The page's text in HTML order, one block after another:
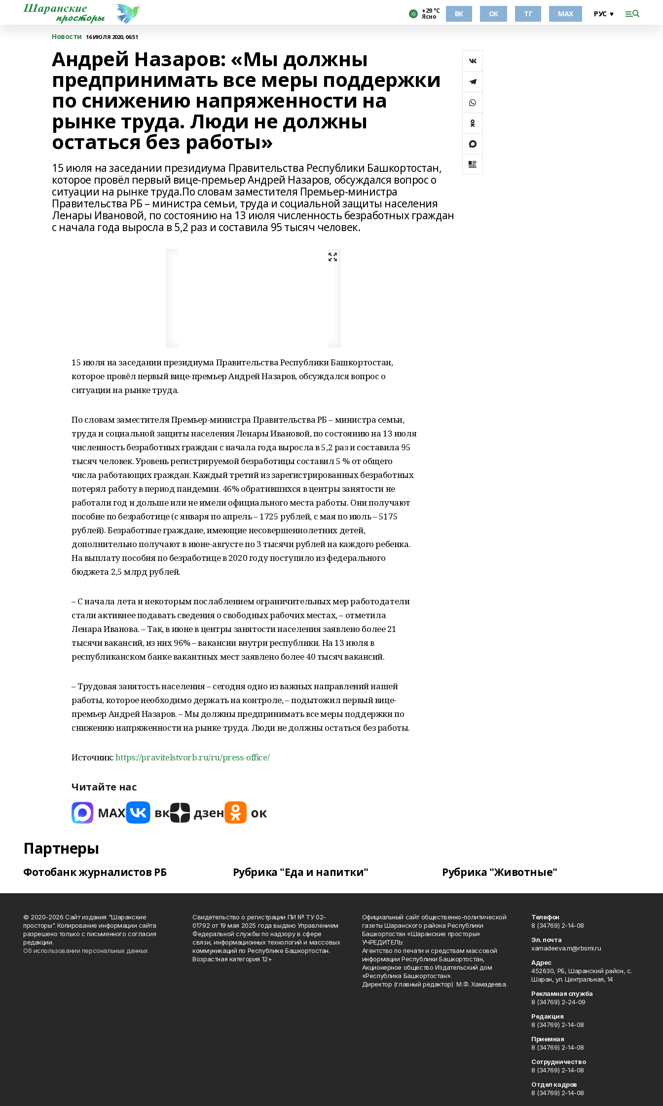
+29 °С
Ясно ВК ОК ТГ МАХ
Новости 16 ИЮЛЯ 2020, 06:51
Андрей Назаров: «Мы должны
предпринимать все меры поддержки
по снижению напряженности на
рынке труда. Люди не должны
остаться без работы»
15 июля на заседании президиума Правительства Республики Башкортостан,
которое провёл первый вице-премьер Андрей Назаров, обсуждался вопрос о
ситуации на рынке труда.По словам заместителя Премьер-министра
Правительства РБ – министра семьи, труда и социальной защиты населения
Ленары Ивановой, по состоянию на 13 июля численность безработных граждан
с начала года выросла в 5,2 раз и составила 95 тысяч человек.
15 июля на заседании президиума Правительства Республики Башкортостан,
которое провёл первый вице-премьер Андрей Назаров, обсуждался вопрос о
ситуации на рынке труда.
По словам заместителя Премьер-министра Правительства РБ – министра семьи,
труда и социальной защиты населения Ленары Ивановой, по состоянию на 13 июля
численность безработных граждан с начала года выросла в 5,2 раз и составила 95
тысяч человек. Уровень регистрируемой безработицы составил 5 % от общего
числа работающих граждан. Каждый третий из зарегистрированных безработных
потерял работу в период пандемии. 46% обратившихся в центры занятости не
работали год и дольше или не имели официального места работы. Они получают
пособие по безработице (с января по апрель – 1725 рублей, с мая по июль – 5175
рублей). Безработные граждане, имеющие несовершеннолетних детей,
дополнительно получают в июне-августе по 3 тысячи рублей на каждого ребенка.
На выплату пособия по безработице в 2020 году поступило из федерального
бюджета 2,5 млрд рублей.
– С начала лета и некоторым послаблением ограничительных мер работодатели
стали активнее подавать сведения o свободных рабочих местах, – отметила
Ленара Иванова. – Так, в июне в центры занятости населения заявлено более 21
тысячи вакансий, из них 96% – вакансии внутри республики. На 13 июля в
республиканском банке вакантных мест заявлено более 40 тысяч вакансий.
– Трудовая занятость населения – сегодня одно из важных направлений нашей
работы, которое необходимо держать на контроле, – подытожил первый вице-
премьер Андрей Назаров. – Мы должны предпринимать все меры поддержки по
снижению напряженности на рынке труда. Люди не должны остаться без работы.
Источник:https://pravitelstvorb.ru/ru/press-office/
Читайте нас
Партнеры
Фотобанк журналистов РБ Рубрика "Еда и напитки" Рубрика "Животные"
© 2020-2026 Сайт издания "Шаранские
просторы". Копирование информации сайта
разрешено только с письменного согласия
редакции.
Об использовании персональных данных
Свидетельство о регистрации ПИ № ТУ 02-
01792 от 19 мая 2025 года выдано Управлением
Федеральной службы по надзору в сфере
связи, информационных технологий и массовых
коммуникаций по Республике Башкортостан.
Возрастная категория 12+
Официальный сайт общественно-политической
газеты Шаранского района Республики
Башкортостан «Шаранские просторы»
УЧРЕДИТЕЛЬ:
Агентство по печати и средствам массовой
информации Республики Башкортостан,
Акционерное общество Издательский дом
«Республика Башкортостан».
Директор (главный редактор) М.Ф. Хамадеева.
Телефон
8 (34769) 2-14-08
Эл. почта
xamadeeva.m@rbsmi.ru
Адрес
452630, РБ, Шаранский район, с.
Шаран, ул. Центральная, 14
Рекламная служба
8 (34769) 2-24-09
Редакция
8 (34769) 2-14-08
Приемная
8 (34769) 2-14-08
Сотрудничество
8 (34769) 2-14-08
Отдел кадров
8 (34769) 2-14-08